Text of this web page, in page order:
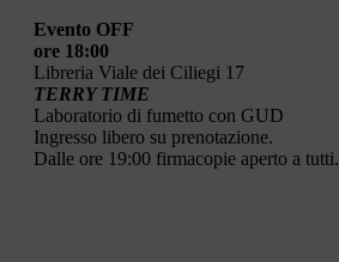
Evento OFF
ore 18:00
Libreria Viale dei Ciliegi 17
TERRY TIME
Laboratorio di fumetto con GUD
Ingresso libero su prenotazione.
Dalle ore 19:00 firmacopie aperto a tutti.